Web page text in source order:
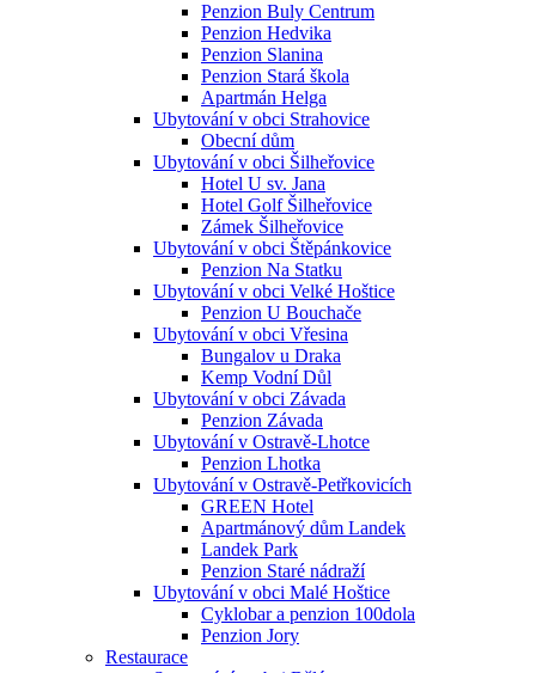
Penzion Buly Centrum
Penzion Hedvika
Penzion Slanina
Penzion Stará škola
Apartmán Helga
Ubytování v obci Strahovice
Obecní dům
Ubytování v obci Šilheřovice
Hotel U sv. Jana
Hotel Golf Šilheřovice
Zámek Šilheřovice
Ubytování v obci Štěpánkovice
Penzion Na Statku
Ubytování v obci Velké Hoštice
Penzion U Bouchače
Ubytování v obci Vřesina
Bungalov u Draka
Kemp Vodní Důl
Ubytování v obci Závada
Penzion Závada
Ubytování v Ostravě-Lhotce
Penzion Lhotka
Ubytování v Ostravě-Petřkovicích
GREEN Hotel
Apartmánový dům Landek
Landek Park
Penzion Staré nádraží
Ubytování v obci Malé Hoštice
Cyklobar a penzion 100dola
Penzion Jory
Restaurace